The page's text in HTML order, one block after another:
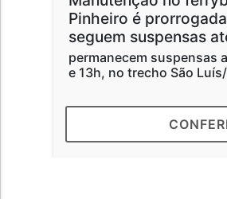
Pinheiro é
seguem suspensas
permanecem suspensas
e 13h, no trecho São Luís/